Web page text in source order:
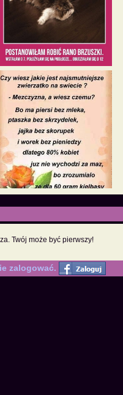
Twój może być pierwszy!
zalogować.